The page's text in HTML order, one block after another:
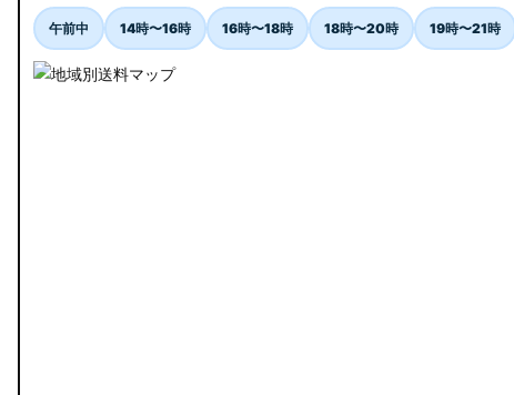
午前中 14時〜16時 16時〜18時 18時〜20時 19時〜21時